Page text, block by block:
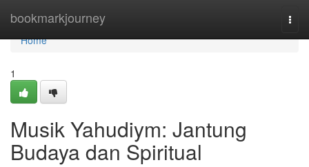
bookmarkjourney
Home
Home
1
Musik Yahudiym: Jantung
Budaya dan Spiritual